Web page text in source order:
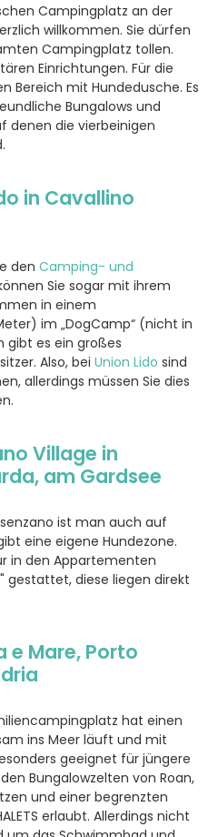
Campingplatz an der
willkommen. Sie dürfen
Campingplatz tollen.
Einrichtungen. Für die
Bereich mit Hundedusche. Es
Bungalows und
denen die vierbeinigen
in Cavallino
den Camping- und
Sie sogar mit ihrem
in einem
im „DogCamp“ (nicht in
gibt es ein großes
Also, bei Union Lido sind
allerdings müssen Sie dies
Village in
am Gardsee
ist man auch auf
eine eigene Hundezone.
in den Appartementen
gestattet, diese liegen direkt
e Mare, Porto
hat einen
ins Meer läuft und mit
geeignet für jüngere
Bungalowzelten von Roan,
und einer begrenzten
erlaubt. Allerdings nicht